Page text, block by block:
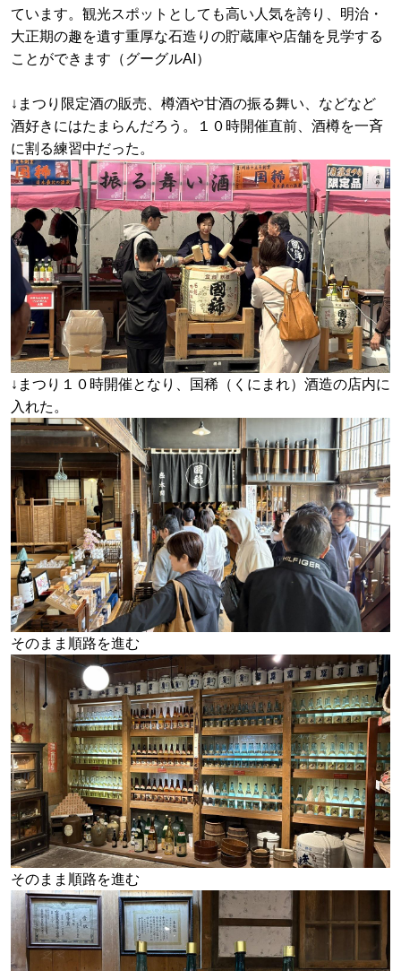
ています。観光スポットとしても高い人気を誇り、明治・
大正期の趣を遺す重厚な石造りの貯蔵庫や店舗を見学する
ことができます（グーグルAI）
↓まつり限定酒の販売、樽酒や甘酒の振る舞い、などなど
酒好きにはたまらんだろう。１０時開催直前、酒樽を一斉
に割る練習中だった。
↓まつり１０時開催となり、国稀（くにまれ）酒造の店内に
入れた。
そのまま順路を進む
そのまま順路を進む